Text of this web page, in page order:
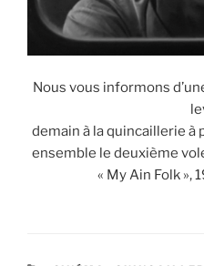
Nous vous informons
demain à la quincaillerie à
ensemble le deuxième
« My Ain Folk »,